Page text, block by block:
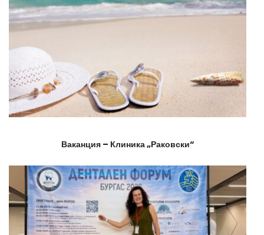
Ваканция – Клиника „Раковски“